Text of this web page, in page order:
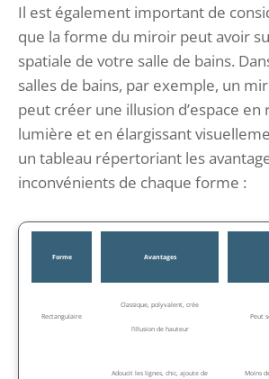
Il est également important de
que la forme du miroir peut avoir
spatiale de votre salle de bains.
salles de bains, par exemple, un
peut créer une illusion d’espace
lumière et en élargissant
un tableau répertoriant les
inconvénients de chaque forme :
Forme Avantages
Rectangulaire
Classique, polyvalent, crée
l’illusion de hauteur
Peut
Adoucit les lignes, chic, ajoute de Moins